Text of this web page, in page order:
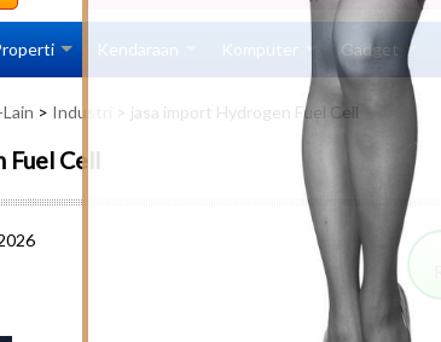
Kendaraan Komputer Gadget
> Industri > jasa import Hydrogen Fuel Cell
Fuel Cell